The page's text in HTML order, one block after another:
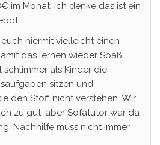
im Monat. Ich denke das ist ein
hiermit vielleicht einen
das lernen wieder Spaß
schlimmer als Kinder die
sitzen und
den Stoff nicht verstehen. Wir
zu gut, aber Sofatutor war da
Nachhilfe muss nicht immer